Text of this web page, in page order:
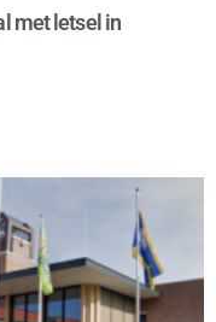
met letsel in